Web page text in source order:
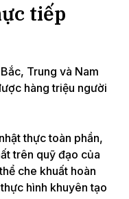
tiếp
Trung và Nam
hàng triệu người
thực toàn phần,
trên quỹ đạo của
che khuất hoàn
hình khuyên tạo